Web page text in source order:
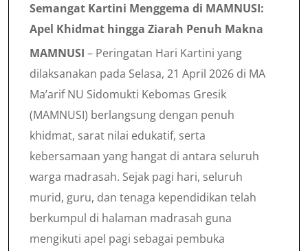
Semangat Kartini Menggema di MAMNUSI:
Apel Khidmat hingga Ziarah Penuh Makna
MAMNUSI – Peringatan Hari Kartini yang
dilaksanakan pada Selasa, 21 April 2026 di MA
Ma’arif NU Sidomukti Kebomas Gresik
(MAMNUSI) berlangsung dengan penuh
khidmat, sarat nilai edukatif, serta
kebersamaan yang hangat di antara seluruh
warga madrasah. Sejak pagi hari, seluruh
murid, guru, dan tenaga kependidikan telah
berkumpul di halaman madrasah guna
mengikuti apel pagi sebagai pembuka